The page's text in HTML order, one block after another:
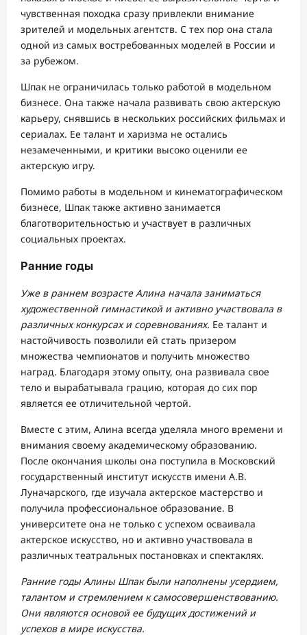
чувственная походка сразу привлекли внимание
зрителей и модельных агентств. С тех пор она стала
одной из самых востребованных моделей в России и
за рубежом.
Шпак не ограничилась только работой в модельном
бизнесе. Она также начала развивать свою актерскую
карьеру, снявшись в нескольких российских фильмах и
сериалах. Ее талант и харизма не остались
незамеченными, и критики высоко оценили ее
актерскую игру.
Помимо работы в модельном и кинематографическом
бизнесе, Шпак также активно занимается
благотворительностью и участвует в различных
социальных проектах.
Ранние годы
Уже в раннем возрасте Алина начала заниматься
художественной гимнастикой и активно участвовала в
различных конкурсах и соревнованиях. Ее талант и
настойчивость позволили ей стать призером
множества чемпионатов и получить множество
наград. Благодаря этому опыту, она развивала свое
тело и вырабатывала грацию, которая до сих пор
является ее отличительной чертой.
Вместе с этим, Алина всегда уделяла много времени и
внимания своему академическому образованию.
После окончания школы она поступила в Московский
государственный институт искусств имени А.В.
Луначарского, где изучала актерское мастерство и
получила профессиональное образование. В
университете она не только с успехом осваивала
актерское искусство, но и активно участвовала в
различных театральных постановках и спектаклях.
Ранние годы Алины Шпак были наполнены усердием,
талантом и стремлением к самосовершенствованию.
Они являются основой ее будущих достижений и
успехов в мире искусства.